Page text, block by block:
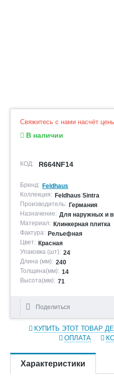
Свяжитесь с нами насчёт
В наличии
КОД: R664NF14
Бренд: Feldhaus
Коллекция: Feldhaus Sintra
Производитель: Германия
Назначение: Для наружных и
Материал: Клинкерная плитка
Фактура: Рельефная
Цвет: Красная
Упаковка (шт): 24
Длина (мм): 240
Толщина(мм): 14
Высота(мм): 71
Поделиться
КУПИТЬ ЭТОТ ТОВАР
ОПЛАТА
Характеристики